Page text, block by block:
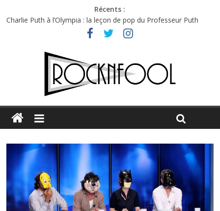
Récents :
Charlie Puth à l’Olympia : la leçon de pop du Professeur Puth
Festival Triptyque : un nouveau festival de musique indépendant
Hellfest 2026 vendredi : température et émotions en hausse
Hellfest 2026 jeudi : impossible de choisir entre chaleur et bonne
Première édition du Midgard Festival : entre bière, métal et